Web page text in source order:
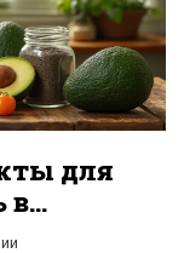
для
в